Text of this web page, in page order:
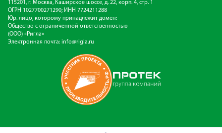
115201, г. Москва, Каширское шоссе, д. 22, корп. 4, стр. 1
ОГРН 1027700271290; ИНН 7724211288
Юр. лицо, которому принадлежит домен:
Общество с ограниченной ответственностью
(ООО) «Ригла»
Электронная почта: info@rigla.ru